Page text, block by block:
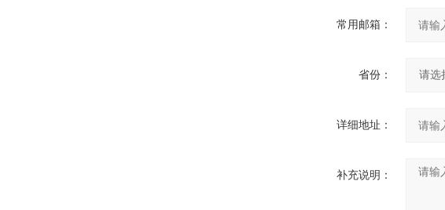
常用邮箱：
省份：
详细地址：
补充说明：